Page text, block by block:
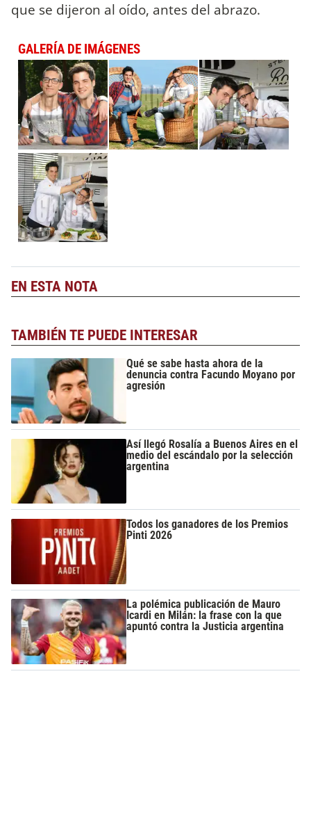
que se dijeron al oído, antes del abrazo.
GALERÍA DE IMÁGENES
EN ESTA NOTA
TAMBIÉN TE PUEDE INTERESAR
Qué se sabe hasta ahora de la
denuncia contra Facundo Moyano por
agresión
Así llegó Rosalía a Buenos Aires en el
medio del escándalo por la selección
argentina
Todos los ganadores de los Premios
Pinti 2026
La polémica publicación de Mauro
Icardi en Milán: la frase con la que
apuntó contra la Justicia argentina